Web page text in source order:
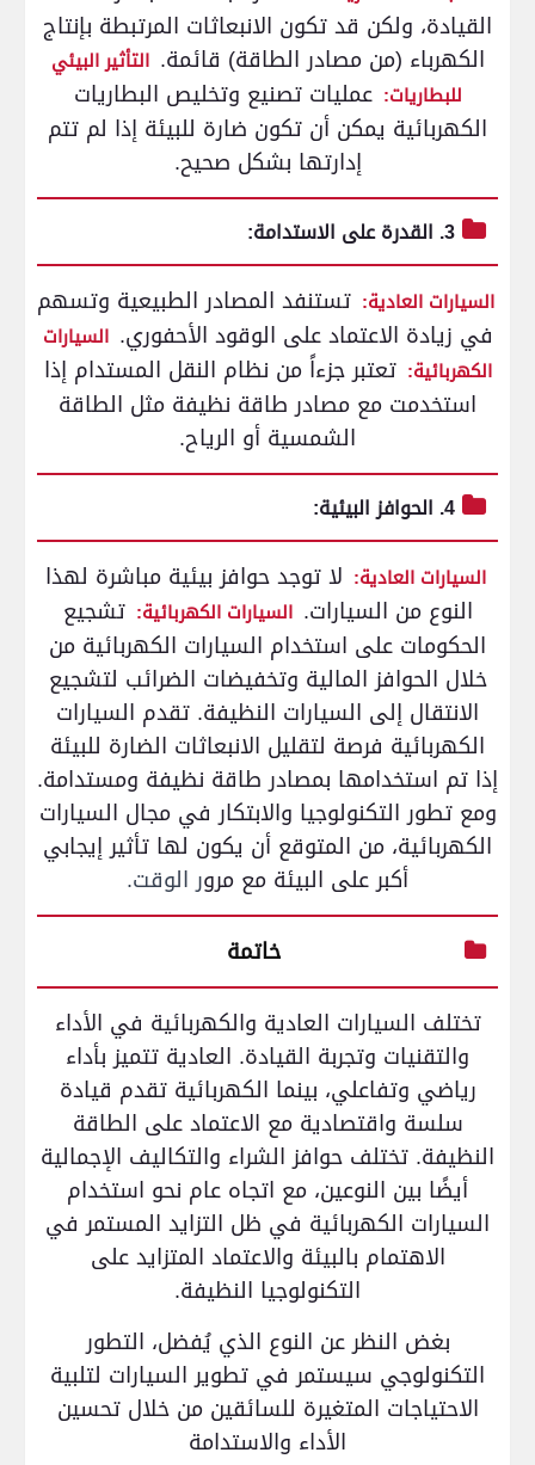
القيادة، ولكن قد تكون الانبعاثات المرتبطة بإنتاج
الكهرباء (من مصادر الطاقة) قائمة. التأثير البيئي
للبطاريات: عمليات تصنيع وتخليص البطاريات
الكهربائية يمكن أن تكون ضارة للبيئة إذا لم تتم
إدارتها بشكل صحيح.
3. القدرة على الاستدامة:
السيارات العادية: تستنفد المصادر الطبيعية وتسهم
في زيادة الاعتماد على الوقود الأحفوري. السيارات
الكهربائية: تعتبر جزءاً من نظام النقل المستدام إذا
استخدمت مع مصادر طاقة نظيفة مثل الطاقة
الشمسية أو الرياح.
4. الحوافز البيئية:
السيارات العادية: لا توجد حوافز بيئية مباشرة لهذا
النوع من السيارات. السيارات الكهربائية: تشجيع
الحكومات على استخدام السيارات الكهربائية من
خلال الحوافز المالية وتخفيضات الضرائب لتشجيع
الانتقال إلى السيارات النظيفة. تقدم السيارات
الكهربائية فرصة لتقليل الانبعاثات الضارة للبيئة
إذا تم استخدامها بمصادر طاقة نظيفة ومستدامة.
ومع تطور التكنولوجيا والابتكار في مجال السيارات
الكهربائية، من المتوقع أن يكون لها تأثير إيجابي
أكبر على البيئة مع مرور الوقت.
خاتمة
تختلف السيارات العادية والكهربائية في الأداء
والتقنيات وتجربة القيادة. العادية تتميز بأداء
رياضي وتفاعلي، بينما الكهربائية تقدم قيادة
سلسة واقتصادية مع الاعتماد على الطاقة
النظيفة. تختلف حوافز الشراء والتكاليف الإجمالية
أيضًا بين النوعين، مع اتجاه عام نحو استخدام
السيارات الكهربائية في ظل التزايد المستمر في
الاهتمام بالبيئة والاعتماد المتزايد على
التكنولوجيا النظيفة.
بغض النظر عن النوع الذي يُفضل، التطور
التكنولوجي سيستمر في تطوير السيارات لتلبية
الاحتياجات المتغيرة للسائقين من خلال تحسين
الأداء والاستدامة